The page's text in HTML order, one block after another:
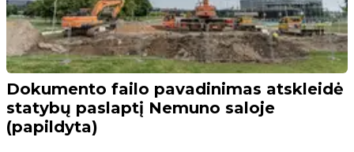
Dokumento failo pavadinimas atskleidė
statybų paslaptį Nemuno saloje
(papildyta)